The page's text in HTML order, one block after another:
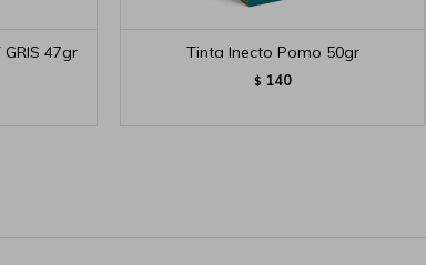
GRIS 47gr Tinta Inecto Pomo 50gr
$ 140